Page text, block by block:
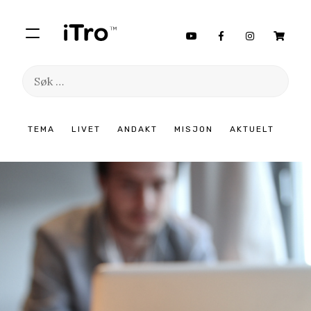
TEMA LIVET ANDAKT MISJON AKTUELT
Søk
innhold